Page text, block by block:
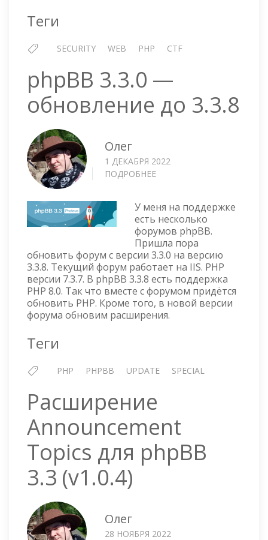
Теги
SECURITY WEB PHP CTF
phpBB 3.3.0 —
обновление до 3.3.8
Олег
1 ДЕКАБРЯ 2022
ПОДРОБНЕЕ
—
ОБНОВЛЕНИЕ
ДО
3.3.8
У меня на поддержке
есть несколько
форумов phpBB.
Пришла пора
обновить форум с версии 3.3.0 на версию
3.3.8. Текущий форум работает на IIS. PHP
версии 7.3.7. В phpBB 3.3.8 есть поддержка
PHP 8.0. Так что вместе с форумом придётся
обновить PHP. Кроме того, в новой версии
форума обновим расширения.
Теги
PHP PHPBB UPDATE SPECIAL
Расширение
Announcement
Topics для phpBB
3.3 (v1.0.4)
Олег
28 НОЯБРЯ 2022